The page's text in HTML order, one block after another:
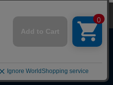
Co.,Ltd. All Rights Reserved
テンツ改善のためにCookieを使用
の使用に同意したものとみな
閉じる